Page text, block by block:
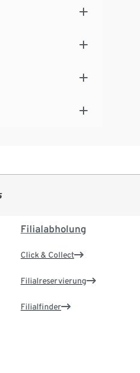
Filialabholung
Click & Collect
Filialreservierung
Filialfinder